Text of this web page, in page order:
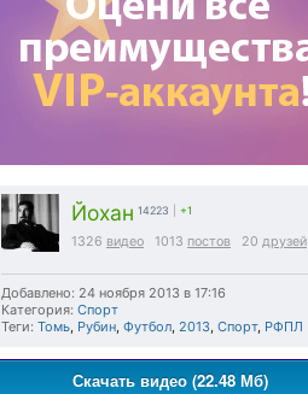
Йохан 14223 +1
1326 видео 1013 постов 20 друзей
Добавлено: 24 ноября 2013 в 17:16
Категория: Спорт
Теги: Томь, Рубин, Футбол, 2013, Спорт, РФПЛ
Скачать видео (22.48 Мб)